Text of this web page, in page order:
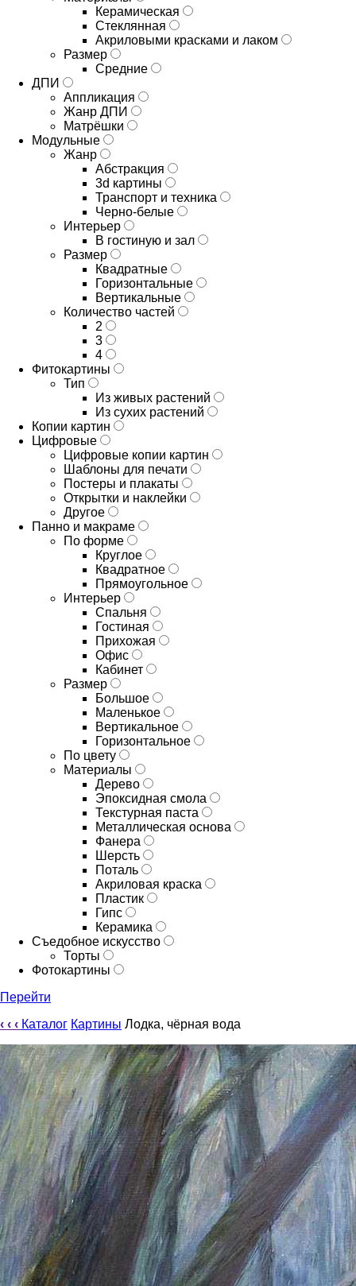
Керамическая
Стеклянная
Акриловыми красками и лаком
Размер
Средние
ДПИ
Аппликация
Жанр ДПИ
Матрёшки
Модульные
Жанр
Абстракция
3d картины
Транспорт и техника
Черно-белые
Интерьер
В гостиную и зал
Размер
Квадратные
Горизонтальные
Вертикальные
Количество частей
2
3
4
Фитокартины
Тип
Из живых растений
Из сухих растений
Копии картин
Цифровые
Цифровые копии картин
Шаблоны для печати
Постеры и плакаты
Открытки и наклейки
Другое
Панно и макраме
По форме
Круглое
Квадратное
Прямоугольное
Интерьер
Спальня
Гостиная
Прихожая
Офис
Кабинет
Размер
Большое
Маленькое
Вертикальное
Горизонтальное
По цвету
Материалы
Дерево
Эпоксидная смола
Текстурная паста
Металлическая основа
Фанера
Шерсть
Поталь
Акриловая краска
Пластик
Гипс
Керамика
Съедобное искусство
Торты
Фотокартины
Перейти
‹ ‹ ‹ Каталог Картины Лодка, чёрная вода